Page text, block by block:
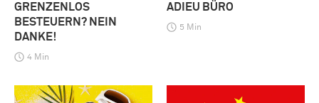
GRENZENLOS
BESTEUERN? NEIN
DANKE!
4 Min
ADIEU BÜRO
5 Min